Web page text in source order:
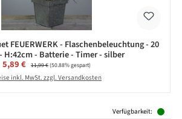
FEUERWERK - Flaschenbeleuchtung - 20
H:42cm - Batterie - Timer - silber
Verkaufspreis:
5,89 € Regulärer Preis:
11,99 €(50.88% gespart)
inkl. MwSt. zzgl. Versandkosten
Verfügbarkeit: